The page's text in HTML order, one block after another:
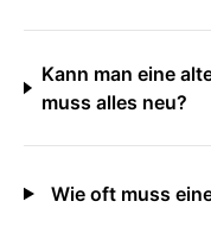
Kann man eine
muss alles neu?
Wie oft muss